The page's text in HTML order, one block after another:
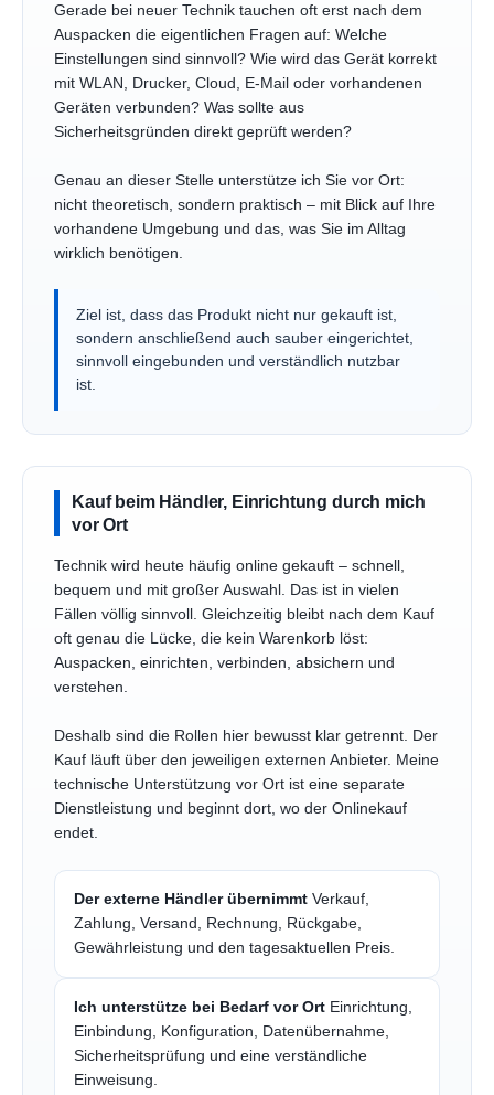
Gerade bei neuer Technik tauchen oft erst nach dem
Auspacken die eigentlichen Fragen auf: Welche
Einstellungen sind sinnvoll? Wie wird das Gerät korrekt
mit WLAN, Drucker, Cloud, E-Mail oder vorhandenen
Geräten verbunden? Was sollte aus
Sicherheitsgründen direkt geprüft werden?
Genau an dieser Stelle unterstütze ich Sie vor Ort:
nicht theoretisch, sondern praktisch – mit Blick auf Ihre
vorhandene Umgebung und das, was Sie im Alltag
wirklich benötigen.
Ziel ist, dass das Produkt nicht nur gekauft ist,
sondern anschließend auch sauber eingerichtet,
sinnvoll eingebunden und verständlich nutzbar
ist.
Kauf beim Händler, Einrichtung durch mich
vor Ort
Technik wird heute häufig online gekauft – schnell,
bequem und mit großer Auswahl. Das ist in vielen
Fällen völlig sinnvoll. Gleichzeitig bleibt nach dem Kauf
oft genau die Lücke, die kein Warenkorb löst:
Auspacken, einrichten, verbinden, absichern und
verstehen.
Deshalb sind die Rollen hier bewusst klar getrennt. Der
Kauf läuft über den jeweiligen externen Anbieter. Meine
technische Unterstützung vor Ort ist eine separate
Dienstleistung und beginnt dort, wo der Onlinekauf
endet.
Der externe Händler übernimmt Verkauf,
Zahlung, Versand, Rechnung, Rückgabe,
Gewährleistung und den tagesaktuellen Preis.
Ich unterstütze bei Bedarf vor Ort Einrichtung,
Einbindung, Konfiguration, Datenübernahme,
Sicherheitsprüfung und eine verständliche
Einweisung.